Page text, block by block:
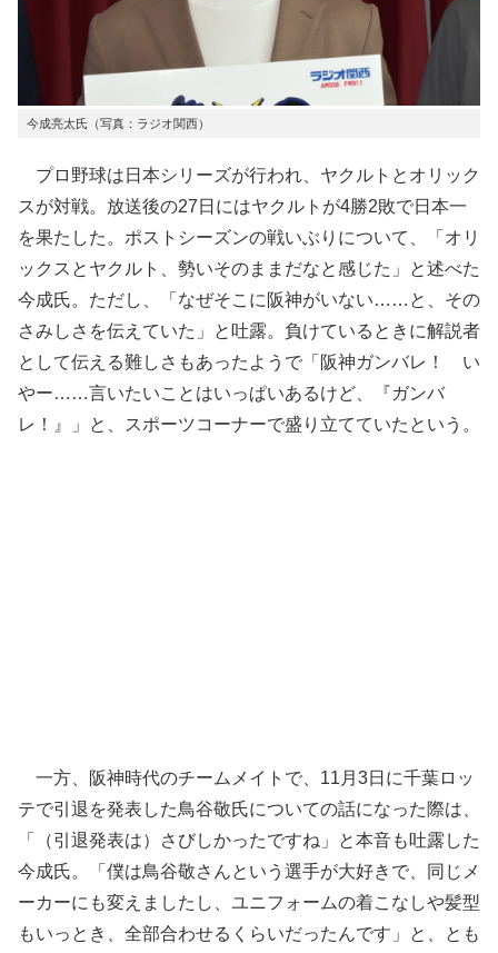
今成亮太氏（写真：ラジオ関西）
プロ野球は日本シリーズが行われ、ヤクルトとオリック
スが対戦。放送後の27日にはヤクルトが4勝2敗で日本一
を果たした。ポストシーズンの戦いぶりについて、「オリ
ックスとヤクルト、勢いそのままだなと感じた」と述べた
今成氏。ただし、「なぜそこに阪神がいない……と、その
さみしさを伝えていた」と吐露。負けているときに解説者
として伝える難しさもあったようで「阪神ガンバレ！ い
やー……言いたいことはいっぱいあるけど、『ガンバ
レ！』」と、スポーツコーナーで盛り立てていたという。
一方、阪神時代のチームメイトで、11月3日に千葉ロッ
テで引退を発表した鳥谷敬氏についての話になった際は、
「（引退発表は）さびしかったですね」と本音も吐露した
今成氏。「僕は鳥谷敬さんという選手が大好きで、同じメ
ーカーにも変えましたし、ユニフォームの着こなしや髪型
もいっとき、全部合わせるくらいだったんです」と、とも